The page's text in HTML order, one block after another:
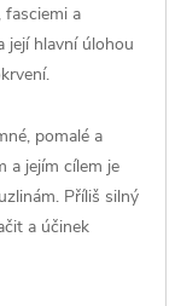
fasciemi a
její hlavní úlohou
pomalé a
a jejím cílem je
Příliš silný
a účinek